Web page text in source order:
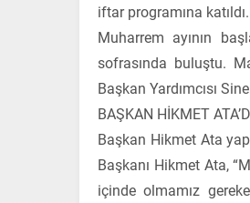
iftar programına katıldı.
Muharrem ayının
sofrasında buluştu.
Başkan Yardımcısı
BAŞKAN HİKMET
Başkan Hikmet Ata
Başkanı Hikmet Ata,
içinde olmamız